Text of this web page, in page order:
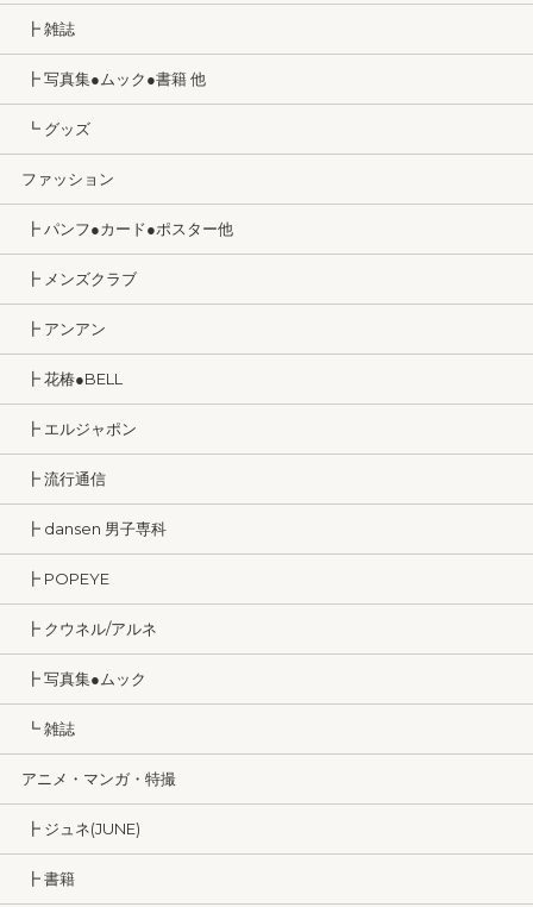
┣ 雑誌
┣ 写真集●ムック●書籍 他
┗ グッズ
ファッション
┣ パンフ●カード●ポスター他
┣ メンズクラブ
┣ アンアン
┣ 花椿●BELL
┣ エルジャポン
┣ 流行通信
┣ dansen 男子専科
┣ POPEYE
┣ クウネル/アルネ
┣ 写真集●ムック
┗ 雑誌
アニメ・マンガ・特撮
┣ ジュネ(JUNE)
┣ 書籍